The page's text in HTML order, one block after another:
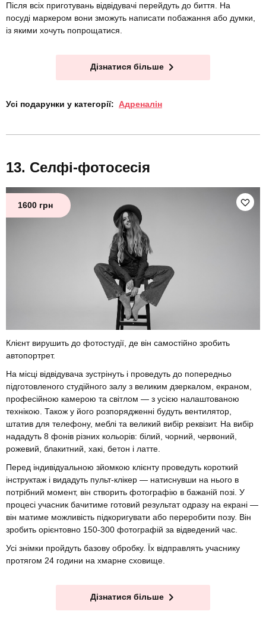
Після всіх приготувань відвідувачі перейдуть до биття. На
посуді маркером вони зможуть написати побажання або думки,
із якими хочуть попрощатися.
Дізнатися більше
Усі подарунки у категорії: Адреналін
Селфі-фотосесія
1600 грн
Клієнт вирушить до фотостудії, де він самостійно зробить
автопортрет.
На місці відвідувача зустрінуть і проведуть до попередньо
підготовленого студійного залу з великим дзеркалом, екраном,
професійною камерою та світлом — з усією налаштованою
технікою. Також у його розпорядженні будуть вентилятор,
штатив для телефону, меблі та великий вибір реквізит. На вибір
нададуть 8 фонів різних кольорів: білий, чорний, червоний,
рожевий, блакитний, хакі, бетон і латте.
Перед індивідуальною зйомкою клієнту проведуть короткий
інструктаж і видадуть пульт-клікер — натиснувши на нього в
потрібний момент, він створить фотографію в бажаній позі. У
процесі учасник бачитиме готовий результат одразу на екрані —
він матиме можливість підкоригувати або переробити позу. Він
зробить орієнтовно 150-300 фотографій за відведений час.
Усі знімки пройдуть базову обробку. Їх відправлять учаснику
протягом 24 години на хмарне сховище.
Дізнатися більше